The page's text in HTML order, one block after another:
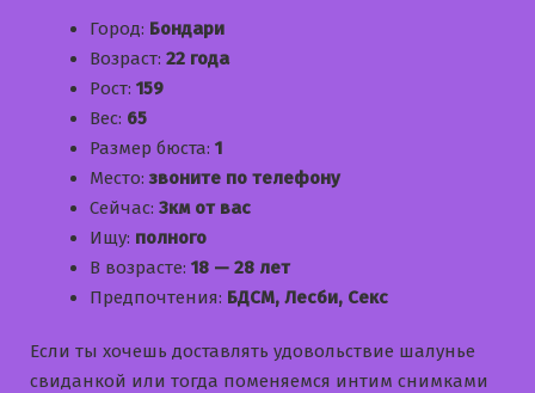
Город: Бондари
Возраст: 22 года
Рост: 159
Вес: 65
Размер бюста: 1
Место:звоните по телефону
Сейчас: 3км от вас
Ищу: полного
В возрасте: 18 — 28 лет
Предпочтения: БДСМ, Лесби, Секс
Если ты хочешь доставлять удовольствие шалунье
свиданкой или тогда поменяемся интим снимками